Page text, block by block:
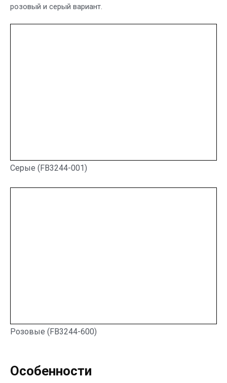
розовый и серый вариант.
Серые (FB3244-001)
Розовые (FB3244-600)
Особенности